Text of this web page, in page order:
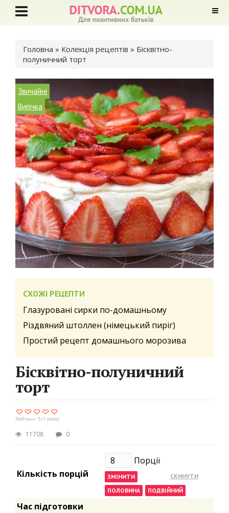
Ви є тут
Головна » Колекція рецептів » Бісквітно-
полуничний торт
Звичайні
Випічка
СХОЖІ РЕЦЕПТИ
Глазуровані сирки по-домашньому
Різдвяний штоллен (німецький пиріг)
Простий рецепт домашнього морозива
Бісквітно-полуничний
торт
Рейтинг: 5(1 голос)
11708 0
Кількість порцій
Порції
Час підготовки